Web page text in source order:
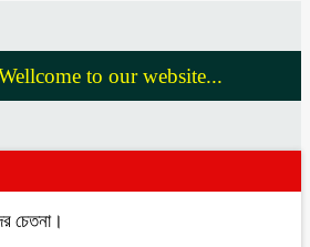
to our website...
চেতনা।